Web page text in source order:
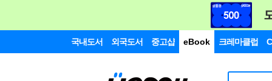
국내도서 외국도서 중고샵 eBook 크레마클럽